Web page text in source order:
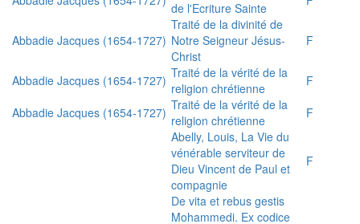
de l'Ecriture Sainte
Abbadie Jacques (1654-1727)
Traité de la divinité de
Notre Seigneur Jésus-
Christ
F
Abbadie Jacques (1654-1727) Traité de la vérité de la
religion chrétienne
F
Abbadie Jacques (1654-1727) Traité de la vérité de la
religion chrétienne
F
Abelly, Louis, La Vie du
vénérable serviteur de
Dieu Vincent de Paul et
compagnie
F
De vita et rebus gestis
Mohammedi. Ex codice